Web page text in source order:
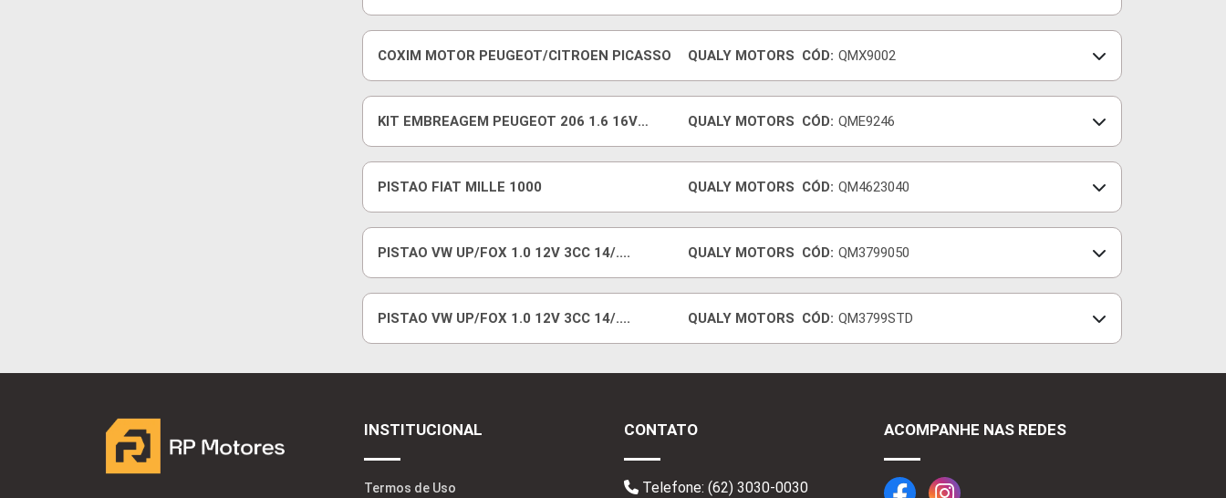
COXIM MOTOR PEUGEOT/CITROEN PICASSO QUALY MOTORS CÓD: QMX9002
KIT EMBREAGEM PEUGEOT 206 1.6 16V
QUALY MOTORS CÓD: QME9246
PISTAO FIAT MILLE 1000 QUALY MOTORS CÓD: QM4623040
PISTAO VW UP/FOX 1.0 12V 3CC 14/.... QUALY MOTORS CÓD: QM3799050
PISTAO VW UP/FOX 1.0 12V 3CC 14/.... QUALY MOTORS CÓD: QM3799STD
INSTITUCIONAL
Termos de Uso
CONTATO
Telefone: (62) 3030-0030
ACOMPANHE NAS REDES